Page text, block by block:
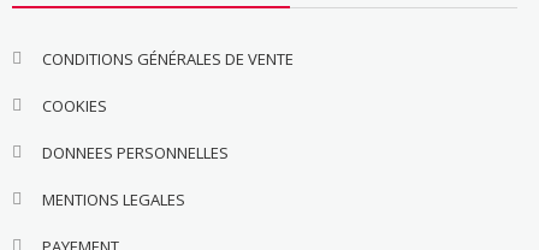
CONDITIONS GÉNÉRALES DE VENTE
COOKIES
DONNEES PERSONNELLES
MENTIONS LEGALES